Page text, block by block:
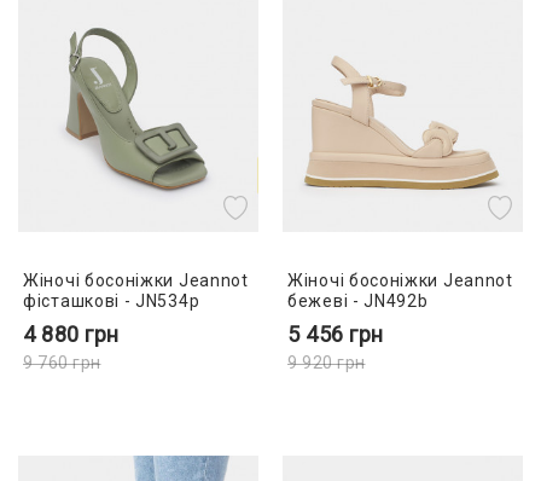
Жіночі босоніжки Jeannot
фісташкові - JN534p
4 880 грн
9 760грн
Жіночі босоніжки Jeannot
бежеві - JN492b
5 456 грн
9 920грн